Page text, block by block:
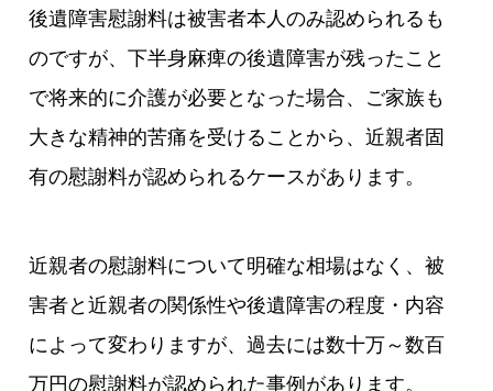
後遺障害慰謝料は被害者本人のみ認められるも
のですが、下半身麻痺の後遺障害が残ったこと
で将来的に介護が必要となった場合、ご家族も
大きな精神的苦痛を受けることから、近親者固
有の慰謝料が認められるケースがあります。
近親者の慰謝料について明確な相場はなく、被
害者と近親者の関係性や後遺障害の程度・内容
によって変わりますが、過去には数十万～数百
万円の慰謝料が認められた事例があります。